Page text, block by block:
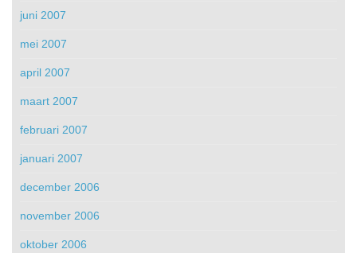
juni 2007
mei 2007
april 2007
maart 2007
februari 2007
januari 2007
december 2006
november 2006
oktober 2006